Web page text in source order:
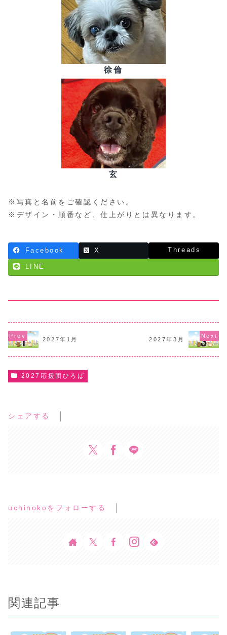
徐倫
玄
※写真と名前をご確認ください。
※デザイン・順番など、仕上がりとは異なります。
Facebook X Threads
LINE
2027年1月 2027年3月
2027応援団ひろば
シェアする
uchinokoをフォローする
関連記事